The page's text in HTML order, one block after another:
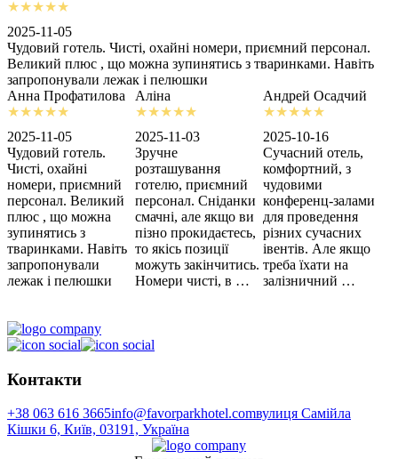
2025-11-05
Чудовий готель. Чисті, охайні номери, приємний персонал.
Великий плюс , що можна зупинятись з тваринками. Навіть
запропонували лежак і пелюшки
Анна Профатилова
2025-11-05
Чудовий готель.
Чисті, охайні
номери, приємний
персонал. Великий
плюс , що можна
зупинятись з
тваринками. Навіть
запропонували
лежак і пелюшки
Аліна
2025-11-03
Зручне
розташування
готелю, приємний
персонал. Сніданки
смачні, але якщо ви
пізно прокидаєтесь,
то якісь позиції
можуть закінчитись.
Номери чисті, в …
Андрей Осадчий
2025-10-16
Сучасний отель,
комфортний, з
чудовими
конференц-залами
для проведення
різних сучасних
івентів. Але якщо
треба їхати на
залізничний …
Контакти
+38 063 616 3665info@favorparkhotel.comвулиця Самійла
Кішки 6, Київ, 03191, Україна